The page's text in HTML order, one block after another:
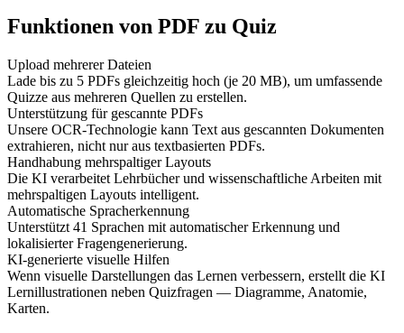
Funktionen von PDF zu Quiz
Upload mehrerer Dateien
Lade bis zu 5 PDFs gleichzeitig hoch (je 20 MB), um umfassende
Quizze aus mehreren Quellen zu erstellen.
Unterstützung für gescannte PDFs
Unsere OCR-Technologie kann Text aus gescannten Dokumenten
extrahieren, nicht nur aus textbasierten PDFs.
Handhabung mehrspaltiger Layouts
Die KI verarbeitet Lehrbücher und wissenschaftliche Arbeiten mit
mehrspaltigen Layouts intelligent.
Automatische Spracherkennung
Unterstützt 41 Sprachen mit automatischer Erkennung und
lokalisierter Fragengenerierung.
KI-generierte visuelle Hilfen
Wenn visuelle Darstellungen das Lernen verbessern, erstellt die KI
Lernillustrationen neben Quizfragen — Diagramme, Anatomie,
Karten.